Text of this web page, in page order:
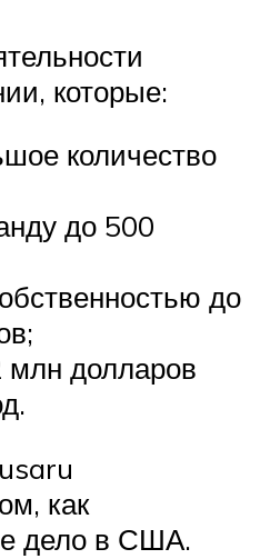
которые:
количество
до 500
до
млн долларов
как
дело в США.